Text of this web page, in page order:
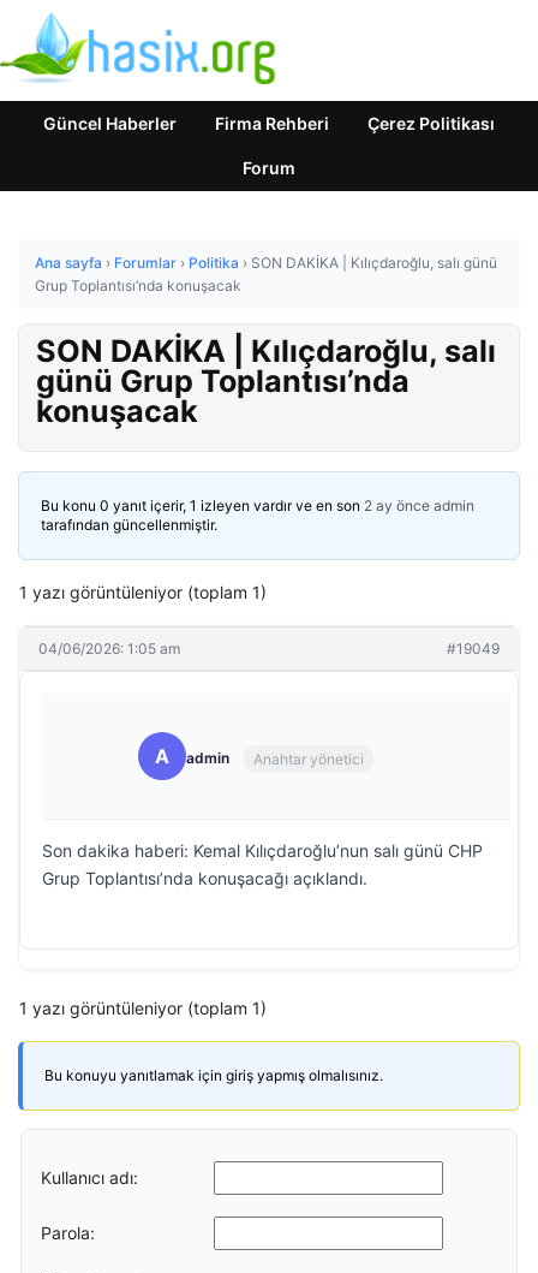
Güncel Haberler Firma Rehberi Çerez Politikası
Forum
Ana sayfa › Forumlar › Politika › SON DAKİKA | Kılıçdaroğlu, salı günü
Grup Toplantısı’nda konuşacak
SON DAKİKA | Kılıçdaroğlu, salı
günü Grup Toplantısı’nda
konuşacak
Bu konu 0 yanıt içerir, 1 izleyen vardır ve en son 2 ay önce admin
tarafından güncellenmiştir.
1 yazı görüntüleniyor (toplam 1)
04/06/2026: 1:05 am #19049
A admin Anahtar yönetici
Son dakika haberi: Kemal Kılıçdaroğlu’nun salı günü CHP
Grup Toplantısı’nda konuşacağı açıklandı.
1 yazı görüntüleniyor (toplam 1)
Bu konuyu yanıtlamak için giriş yapmış olmalısınız.
Kullanıcı adı:
Parola: